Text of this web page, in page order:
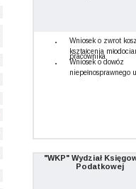
Wniosek o zwrot
kształcenia
pracownika
Wniosek o dowóz
niepełnosprawnego
"WKP" Wydział
Podatkowej